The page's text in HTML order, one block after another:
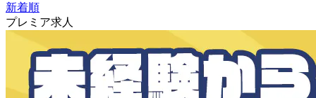
新着順
プレミア求人